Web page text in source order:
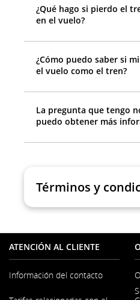
¿Qué hago si pierdo el
en el vuelo?
¿Cómo puedo saber si
el vuelo como el tren?
La pregunta que tengo
puedo obtener más
Términos y
ATENCIÓN AL CLIENTE
Información del contacto